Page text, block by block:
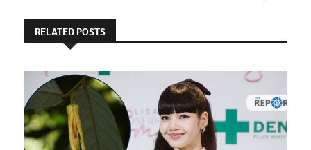
RELATED POSTS